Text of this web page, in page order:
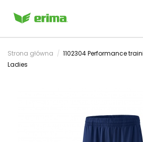
Strona główna
1102304 Performance
Ladies